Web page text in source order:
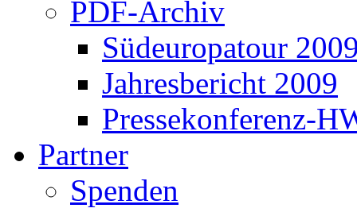
PDF-Archiv
Südeuropatour
Jahresbericht 2009
Pressekonferenz-
Partner
Spenden